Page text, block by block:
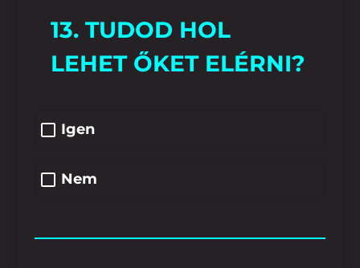
13. TUDOD HOL
LEHET ŐKET ELÉRNI?
Igen
Nem